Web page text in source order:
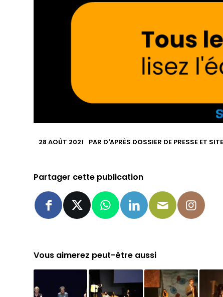
28 AOÛT 2021 PAR D'APRÈS DOSSIER DE PRESSE ET
Partager cette publication
Vous aimerez peut-être aussi